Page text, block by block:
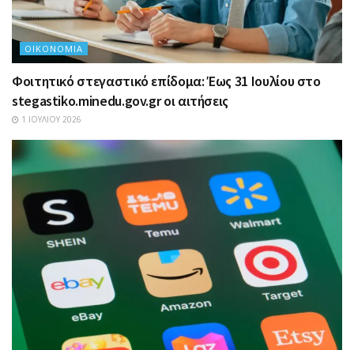
ΟΙΚΟΝΟΜΊΑ
Φοιτητικό στεγαστικό επίδομα: Έως 31 Ιουλίου στο
stegastiko.minedu.gov.gr οι αιτήσεις
1 ΙΟΥΛΊΟΥ 2026